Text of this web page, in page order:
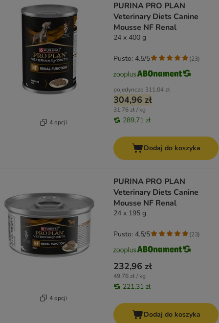
4 opcji
PURINA PRO PLAN
Veterinary Diets Canine
Mousse NF Renal
24 x 400 g
pojedynczo 311,04 zł
304,96 zł
31,76 zł / kg
289,71 zł
Pusto: 4.5/5 (23)
Dodaj do koszyka
4 opcji
PURINA PRO PLAN
Veterinary Diets Canine
Mousse NF Renal
24 x 195 g
232,96 zł
49,76 zł / kg
221,31 zł
Pusto: 4.5/5 (23)
Dodaj do koszyka